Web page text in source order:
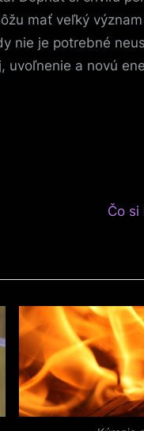
mať veľký
nie je potrebné
a novú
N
t
o
s
t
:
Čo